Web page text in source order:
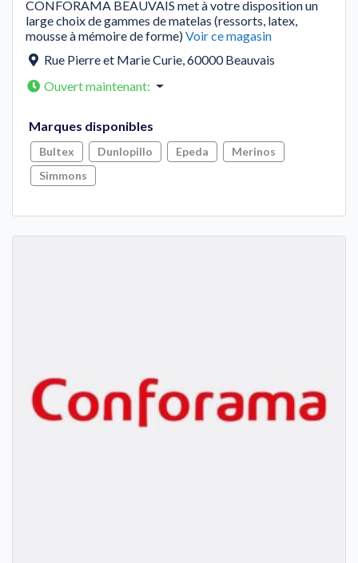
CONFORAMA BEAUVAIS met à votre disposition un
large choix de gammes de matelas (ressorts, latex,
mousse à mémoire de forme)Voir ce magasin
Rue Pierre et Marie Curie,60000 Beauvais
Ouvert maintenant:
Marques disponibles
Bultex Dunlopillo Epeda
Merinos
Simmons